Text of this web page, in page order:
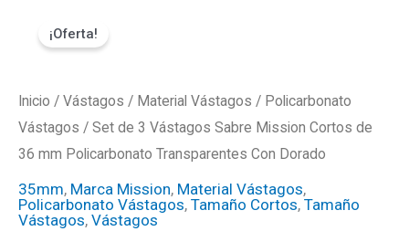
¡Oferta!
Inicio / Vástagos / Material Vástagos / Policarbonato
Vástagos / Set de 3 Vástagos Sabre Mission Cortos de
36 mm Policarbonato Transparentes Con Dorado
35mm, Marca Mission, Material Vástagos,
Policarbonato Vástagos, Tamaño Cortos, Tamaño
Vástagos, Vástagos
original
era:
₡2900.
actual
es:
₡2320.
Vástagos
Sabre
Mission
Cortos
de